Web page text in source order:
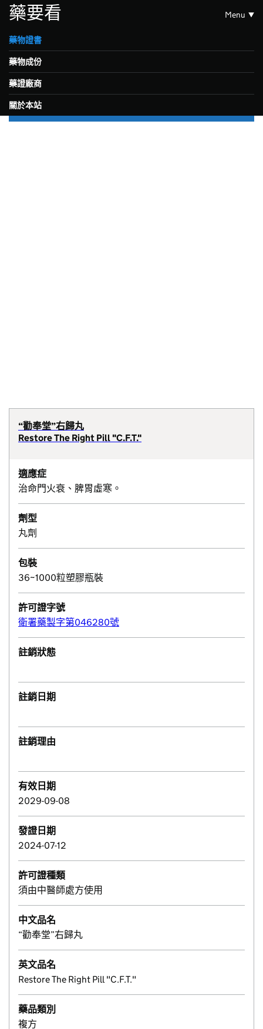
藥要看 Menu
藥物證書
藥物成份
藥證廠商
關於本站
“勸奉堂”右歸丸
Restore The Right Pill "C.F.T."
適應症
治命門火衰、脾胃虛寒。
劑型
丸劑
包裝
36~1000粒塑膠瓶裝
許可證字號
衛署藥製字第046280號
註銷狀態
註銷日期
註銷理由
有效日期
2029-09-08
發證日期
2024-07-12
許可證種類
須由中醫師處方使用
中文品名
“勸奉堂”右歸丸
英文品名
Restore The Right Pill "C.F.T."
藥品類別
複方